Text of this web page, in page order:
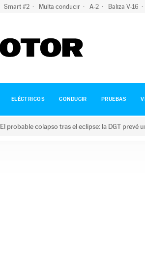
Smart #2 Multa conducir A-2 Baliza V-16
ELÉCTRICOS CONDUCIR PRUEBAS
El probable colapso tras el eclipse: la DGT